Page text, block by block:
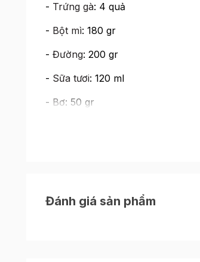
- Trứng gà: 4 quả
- Bột mì: 180 gr
- Đường: 200 gr
- Sữa tươi: 120 ml
- Bơ: 50 gr
Đánh giá sản phẩm